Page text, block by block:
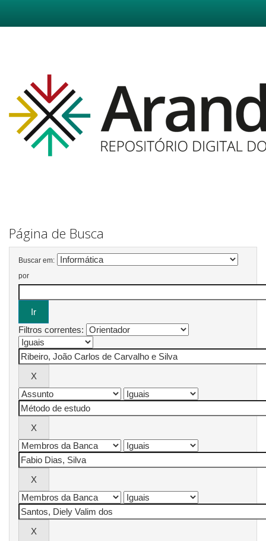
Página de Busca
Buscar em:
por
Filtros correntes: